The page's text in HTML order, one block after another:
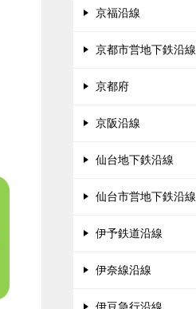
京福沿線
京都市営地下鉄沿線
京都府
京阪沿線
仙台地下鉄沿線
仙台市営地下鉄沿線
伊予鉄道沿線
伊奈線沿線